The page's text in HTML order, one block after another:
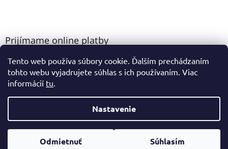
Tento web používa súbory cookie. Ďalším prechádzaním
tohto webu vyjadrujete súhlas s ich používaním. Viac
informácií tu.
Nastavenie
Odmietnuť Súhlasím
Prijímame online platby
Vytvoril Shoptet
Copyright 2026 . Všetky práva vyhradené.